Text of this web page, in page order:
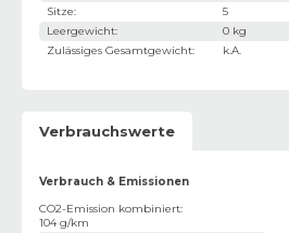
Sitze:
5
Leergewicht:
0 kg
Zulässiges Gesamtgewicht: k.A.
Verbrauchswerte
Verbrauch & Emissionen
CO2-Emission kombiniert:
104 g/km